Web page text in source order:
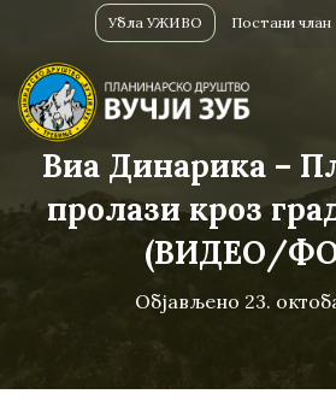
Убла УЖИВО Постани члан
Виа Динарика –
пролази кроз
(ВИДЕО/
Објављено 23.